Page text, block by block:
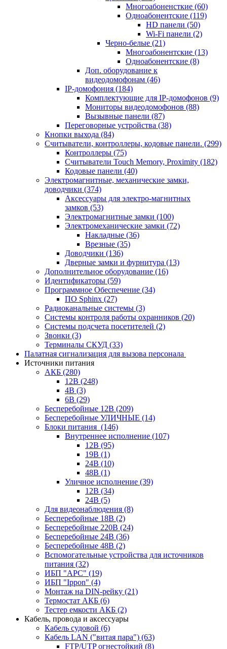
Многоабоненсткие (60)
Одноабонентские (119)
HD панели (50)
Wi-Fi панели (2)
Черно-белые (21)
Многоабонентские (13)
Одноабонентские (8)
Доп. оборудование к
видеодомофонам (46)
IP-домофония (184)
Комплектующие для IP-домофонов (9)
Мониторы видеодомофонов (88)
Вызывные панели (87)
Переговорные устройства (38)
Кнопки выхода (84)
Считыватели, контроллеры, кодовые панели. (299)
Контроллеры (75)
Считыватели Touch Memory, Proximity (182)
Кодовые панели (40)
Электромагнитные, механические замки,
доводчики (374)
Аксессуары для электро-магнитных
замков (53)
Электромагнитные замки (100)
Электромеханические замки (72)
Накладные (36)
Врезные (35)
Доводчики (136)
Дверные замки и фурнитура (13)
Дополнительное оборудование (16)
Идентификаторы (59)
Программное Обеспечение (34)
ПО Sphinx (27)
Радиоканальные системы (3)
Системы контроля работы охранников (20)
Системы подсчета посетителей (2)
Звонки (3)
Терминалы СКУД (33)
Палатная сигнализация для вызова персонала
Источники питания
АКБ (280)
12В (248)
4В (3)
6В (29)
Бесперебойные 12В (209)
Бесперебойные УЛИЧНЫЕ (14)
Блоки питания (146)
Внутреннее исполнение (107)
12В (95)
19В (1)
24В (10)
48В (1)
Уличное исполнение (39)
12В (34)
24В (5)
Для видеонаблюдения (8)
Бесперебойные 18В (2)
Бесперебойные 220В (24)
Бесперебойные 24В (36)
Бесперебойные 48В (2)
Вспомогательные устройства для источников
питания (32)
ИБП "APC" (19)
ИБП "Ippon" (4)
Монтаж на DIN-рейку (21)
Термостат АКБ (6)
Тестер емкости АКБ (2)
Кабель, провода и аксессуары
Кабель судовой (6)
Кабель LAN ("витая пара") (63)
FTP/UTP огнестойкий (8)